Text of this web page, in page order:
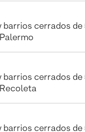
barrios cerrados de
barrios cerrados de
barrios cerrados de